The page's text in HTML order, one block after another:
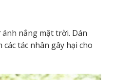
ánh nắng mặt trời. Dán
tác nhân gây hại cho